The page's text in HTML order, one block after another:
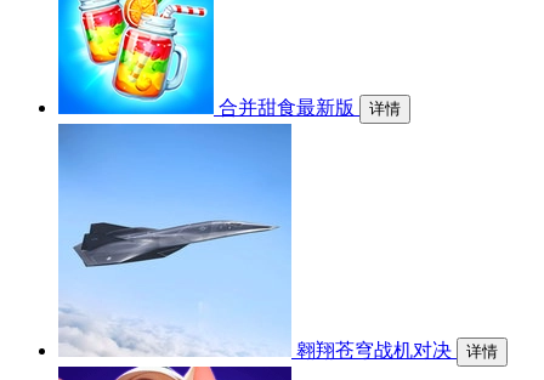
合并甜食最新版 详情
翱翔苍穹战机对决 详情